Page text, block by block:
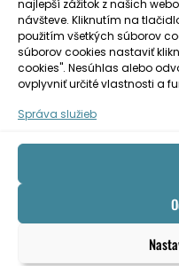
najlepší zážitok z našich
návšteve. Kliknutím na
použitím všetkých súborov
súborov cookies nastaviť
cookies". Nesúhlas alebo
ovplyvniť určité vlastnosti a
Správa služieb